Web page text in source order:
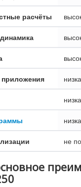
расчёты
не